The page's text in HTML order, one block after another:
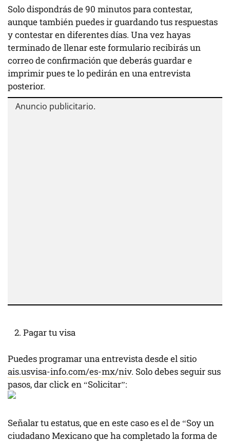
Solo dispondrás de 90 minutos para contestar,
aunque también puedes ir guardando tus respuestas
y contestar en diferentes días. Una vez hayas
terminado de llenar este formulario recibirás un
correo de confirmación que deberás guardar e
imprimir pues te lo pedirán en una entrevista
posterior.
Pagar tu visa
Puedes programar una entrevista desde el sitio
ais.usvisa-info.com/es-mx/niv. Solo debes seguir sus
pasos, dar click en “Solicitar”:
Señalar tu estatus, que en este caso es el de “Soy un
ciudadano Mexicano que ha completado la forma de